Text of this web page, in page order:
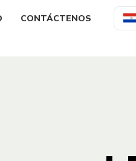
CONTÁCTENOS